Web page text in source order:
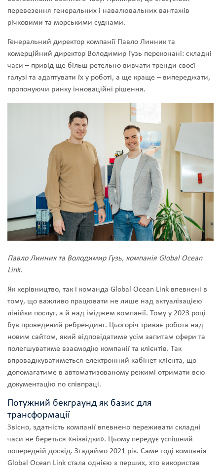
перевезення генеральних і навалювальних вантажів
річковими та морськими суднами.
Генеральний директор компанії Павло Линник та
комерційний директор Володимир Гузь переконані: складні
часи – привід ще більш ретельно вивчати тренди своєї
галузі та адаптувати їх у роботі, а ще краще – випереджати,
пропонуючи ринку інноваційні рішення.
Павло Линник та Володимир Гузь, компанія Global Ocean
Link.
Як керівництво, так і команда Global Ocean Link впевнені в
тому, що важливо працювати не лише над актуалізацією
лінійки послуг, а й над іміджем компанії. Тому у 2023 році
був проведений ребрендинг. Цьогоріч триває робота над
новим сайтом, який відповідатиме усім запитам сфери та
полегшуватиме взаємодію компанії та клієнтів. Так
впроваджуватиметься електронний кабінет клієнта, що
допомагатиме в автоматизованому режимі отримати всю
документацію по співпраці.
Потужний бекграунд як базис для
трансформації
Звісно, здатність компанії впевнено переживати складні
часи не береться «нізвідки». Цьому передує успішний
попередній досвід. Згадаймо 2021 рік. Саме тоді компанія
Global Ocean Link стала однією з перших, хто використав